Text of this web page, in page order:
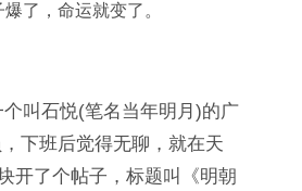
了，命运就变了。
个叫石悦(笔名当年明月)的广
下班后觉得无聊，就在天
开了个帖子，标题叫《明朝